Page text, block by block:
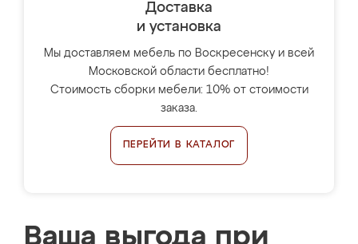
Доставка
и установка
Мы доставляем мебель по Воскресенску и всей
Московской области бесплатно!
Стоимость сборки мебели: 10% от стоимости
заказа.
ПЕРЕЙТИ В КАТАЛОГ
Ваша выгода при